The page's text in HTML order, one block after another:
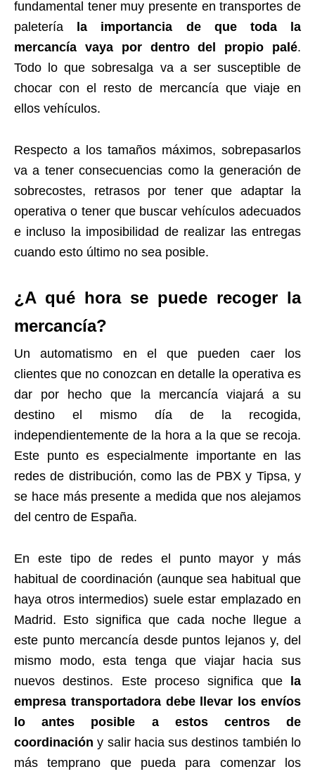
fundamental tener muy presente en transportes de
paletería la importancia de que toda la
mercancía vaya por dentro del propio palé.
Todo lo que sobresalga va a ser susceptible de
chocar con el resto de mercancía que viaje en
ellos vehículos.
Respecto a los tamaños máximos, sobrepasarlos
va a tener consecuencias como la generación de
sobrecostes, retrasos por tener que adaptar la
operativa o tener que buscar vehículos adecuados
e incluso la imposibilidad de realizar las entregas
cuando esto último no sea posible.
¿A qué hora se puede recoger la
mercancía?
Un automatismo en el que pueden caer los
clientes que no conozcan en detalle la operativa es
dar por hecho que la mercancía viajará a su
destino el mismo día de la recogida,
independientemente de la hora a la que se recoja.
Este punto es especialmente importante en las
redes de distribución, como las de PBX y Tipsa, y
se hace más presente a medida que nos alejamos
del centro de España.
En este tipo de redes el punto mayor y más
habitual de coordinación (aunque sea habitual que
haya otros intermedios) suele estar emplazado en
Madrid. Esto significa que cada noche llegue a
este punto mercancía desde puntos lejanos y, del
mismo modo, esta tenga que viajar hacia sus
nuevos destinos. Este proceso significa que la
empresa transportadora debe llevar los envíos
lo antes posible a estos centros de
coordinación y salir hacia sus destinos también lo
más temprano que pueda para comenzar los